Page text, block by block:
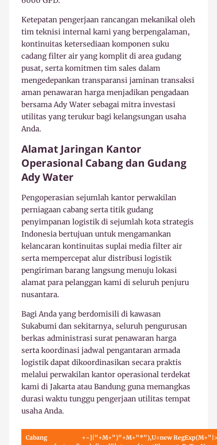
Ketepatan pengerjaan rancangan mekanikal oleh
tim teknisi internal kami yang berpengalaman,
kontinuitas ketersediaan komponen suku
cadang filter air yang komplit di area gudang
pusat, serta komitmen tim sales dalam
mengedepankan transparansi jaminan transaksi
aman penawaran harga menjadikan pengadaan
bersama Ady Water sebagai mitra investasi
utilitas yang terukur bagi kelangsungan usaha
Anda.
Alamat Jaringan Kantor
Operasional Cabang dan Gudang
Ady Water
Pengoperasian sejumlah kantor perwakilan
perniagaan cabang serta titik gudang
penyimpanan logistik di sejumlah kota strategis
Indonesia bertujuan untuk mengamankan
kelancaran kontinuitas suplai media filter air
serta mempercepat alur distribusi logistik
pengiriman barang langsung menuju lokasi
alamat para pelanggan kami di seluruh penjuru
nusantara.
Bagi Anda yang berdomisili di kawasan
Sukabumi dan sekitarnya, seluruh pengurusan
berkas administrasi surat penawaran harga
serta koordinasi jadwal pengantaran armada
logistik dapat dikoordinasikan secara praktis
melalui perwakilan kantor operasional terdekat
kami di Jakarta atau Bandung guna memangkas
durasi waktu tunggu pengerjaan utilitas tempat
usaha Anda.
Cabang
+~]|"+M+")"+M+"*"),U=new